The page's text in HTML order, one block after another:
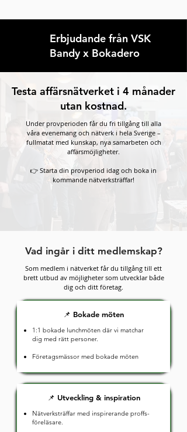
Erbjudande från VSK
Bandy x Bokadero
Testa affärsnätverket i 4 månader
utan kostnad.
Under provperioden får du fri tillgång till alla
våra evenemang och nätverk i hela Sverige –
fullmatat med kunskap, nya samarbeten och
affärsmöjligheter.
👉 Starta din provperiod idag och boka in
kommande nätverksträffar!
Vad ingår i ditt medlemskap?
Som medlem i nätverket får du tillgång till ett
brett utbud av möjligheter som utvecklar både
dig och ditt företag.
📌 Bokade möten
1:1 bokade lunchmöten där vi matchar
dig med rätt personer.
Företagsmässor med bokade möten
📌 Utveckling & inspiration
Nätverksträffar med inspirerande proffs-
föreläsare.